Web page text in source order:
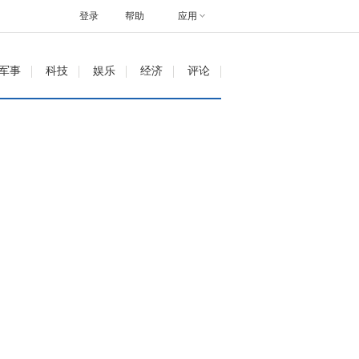
帮助 应用
登录
事 科技 娱乐 经济 评论